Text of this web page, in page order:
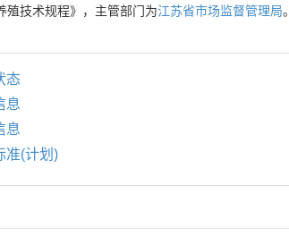
殖技术规程》，主管部门为江苏省市场监督管理局。
态
息
息
准(计划)